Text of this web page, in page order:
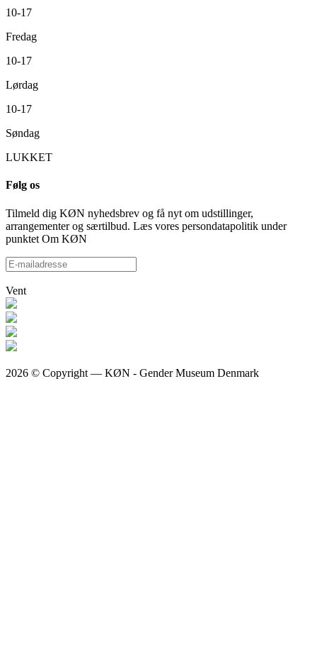
10-17
Fredag
10-17
Lørdag
10-17
Søndag
LUKKET
Følg os
Tilmeld dig KØN nyhedsbrev og få nyt om udstillinger,
arrangementer og særtilbud. Læs vores persondatapolitik under
punktet Om KØN
Vent
2026 © Copyright — KØN - Gender Museum Denmark